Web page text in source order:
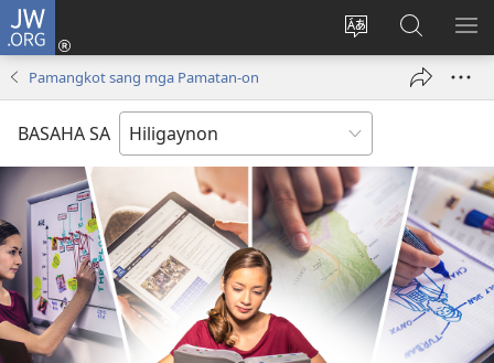
JW.ORG
Islan
lenguahe
sang
site
Mag-
log
new
Mangita
sa
JW.ORG
Pamangkot sang mga Pamatan-on
BASAHA SA